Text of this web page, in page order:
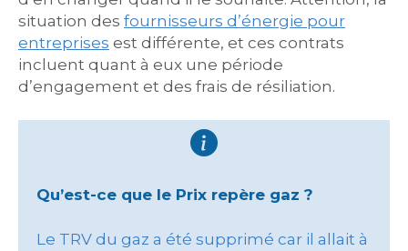
situation des fournisseurs d’énergie pour
entreprises est différente, et ces contrats
incluent quant à eux une période
d’engagement et des frais de résiliation.
Qu’est-ce que le Prix repère gaz ?
Le TRV du gaz a été supprimé car il allait à